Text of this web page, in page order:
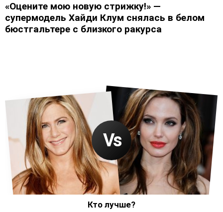
«Оцените мою новую стрижку!» —
супермодель Хайди Клум снялась в белом
бюстгальтере с близкого ракурса
Кто лучше?